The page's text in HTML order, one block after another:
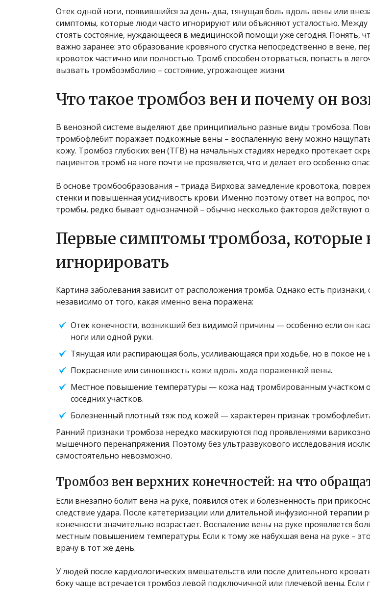
Отек одной ноги, появившийся за день-два, тянущая боль вдоль вены или
симптомы, которые люди часто игнорируют или объясняют усталостью.
стоять состояние, нуждающееся в медицинской помощи уже сегодня. Понять,
важно заранее: это образование кровяного сгустка непосредственно в вене,
кровоток частично или полностью. Тромб способен оторваться, попасть в
вызвать тромбоэмболию – состояние, угрожающее жизни.
Что такое тромбоз вен и почему он
В венозной системе выделяют две принципиально разные виды тромбоза.
тромбофлебит поражает подкожные вены – воспаленную вену можно
кожу. Тромбоз глубоких вен (ТГВ) на начальных стадиях нередко протекает
пациентов тромб на ноге почти не проявляется, что и делает его особенно
В основе тромбообразования – триада Вирхова: замедление кровотока,
стенки и повышенная усидчивость крови. Именно поэтому ответ на вопрос,
тромбы, редко бывает однозначной – обычно несколько факторов действуют
Первые симптомы тромбоза, которые
игнорировать
Картина заболевания зависит от расположения тромба. Однако есть признаки,
независимо от того, какая именно вена поражена:
Отек конечности, возникший без видимой причины — особенно если он
ноги или одной руки.
Тянущая или распирающая боль, усиливающаяся при ходьбе, но в покое
Покраснение или синюшность кожи вдоль хода пораженной вены.
Местное повышение температуры — кожа над тромбированным участком
соседних участков.
Болезненный плотный тяж под кожей — характерен признак
Ранний признаки тромбоза нередко маскируются под проявлениями
мышечного перенапряжения. Поэтому без ультразвукового исследования
самостоятельно невозможно.
Тромбоз вен верхних конечностей: на что
Если внезапно болит вена на руке, появился отек и болезненность при
следствие удара. После катетеризации или длительной инфузионной терапии
конечности значительно возрастает. Воспаление вены на руке проявляется
местным повышением температуры. Если к тому же набухшая вена на руке –
врачу в тот же день.
У людей после кардиологических вмешательств или после длительного
боку чаще встречается тромбоз левой подключичной или плечевой вены. Если